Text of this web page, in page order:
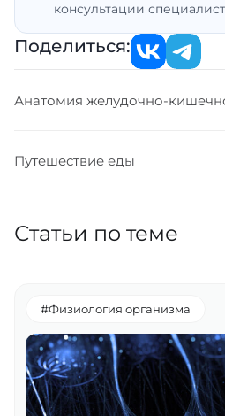
консультации
Поделиться:
Анатомия желудочно-
Путешествие еды
Статьи по теме
#Физиология организма